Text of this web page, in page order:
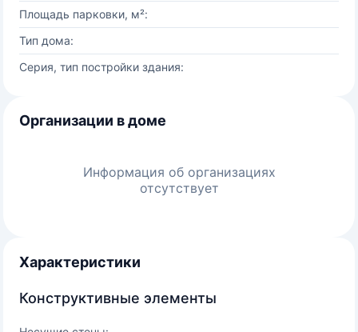
Площадь парковки, м²:
Тип дома:
Серия, тип постройки здания:
Организации в доме
Информация об организациях
отсутствует
Характеристики
Конструктивные элементы